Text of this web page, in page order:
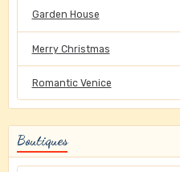
Garden House
Merry Christmas
Romantic Venice
Boutiques